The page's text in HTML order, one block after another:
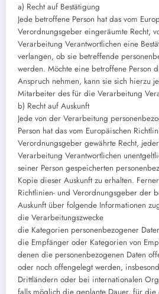
a) Recht auf Bestätigung
Jede betroffene Person hat das vom
Verordnungsgeber eingeräumte Recht,
Verarbeitung Verantwortlichen eine
verlangen, ob sie betreffende
werden. Möchte eine betroffene Person
Anspruch nehmen, kann sie sich hierzu
Mitarbeiter des für die Verarbeitung
b) Recht auf Auskunft
Jede von der Verarbeitung
Person hat das vom Europäischen
Verordnungsgeber gewährte Recht,
Verarbeitung Verantwortlichen
seiner Person gespeicherten
Kopie dieser Auskunft zu erhalten.
Richtlinien- und Verordnungsgeber der
Auskunft über folgende Informationen
die Verarbeitungszwecke
die Kategorien personenbezogener
die Empfänger oder Kategorien von
denen die personenbezogenen Daten
oder noch offengelegt werden,
Drittländern oder bei internationalen
falls möglich die geplante Dauer, für die